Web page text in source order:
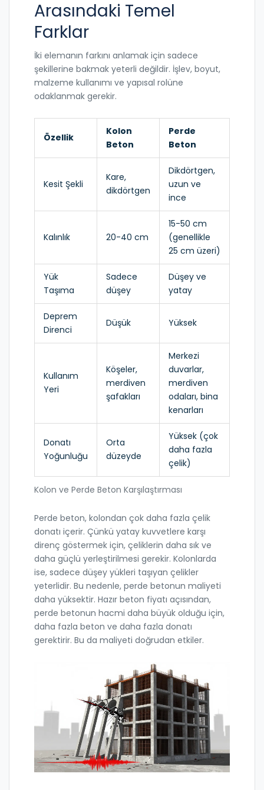
Arasındaki Temel
Farklar
İki elemanın farkını anlamak için sadece
şekillerine bakmak yeterli değildir. İşlev, boyut,
malzeme kullanımı ve yapısal rolüne
odaklanmak gerekir.
Kolon ve Perde Beton Karşılaştırması
Özellik
Kolon
Beton
Perde
Beton
Kesit Şekli
Kare,
dikdörtgen
Dikdörtgen,
uzun ve
ince
Kalınlık 20-40 cm
15-50 cm
(genellikle
25 cm üzeri)
Yük
Taşıma
Sadece
düşey
Düşey ve
yatay
Deprem
Direnci
Düşük Yüksek
Kullanım
Yeri
Köşeler,
merdiven
şafakları
Merkezi
duvarlar,
merdiven
odaları, bina
kenarları
Donatı
Yoğunluğu
Orta
düzeyde
Yüksek (çok
daha fazla
çelik)
Perde beton, kolondan çok daha fazla çelik
donatı içerir. Çünkü yatay kuvvetlere karşı
direnç göstermek için, çeliklerin daha sık ve
daha güçlü yerleştirilmesi gerekir. Kolonlarda
ise, sadece düşey yükleri taşıyan çelikler
yeterlidir. Bu nedenle, perde betonun maliyeti
daha yüksektir. Hazır beton fiyatı açısından,
perde betonun hacmi daha büyük olduğu için,
daha fazla beton ve daha fazla donatı
gerektirir. Bu da maliyeti doğrudan etkiler.